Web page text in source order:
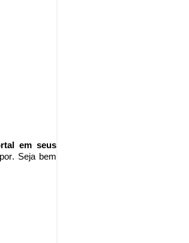
em seus
. Seja bem